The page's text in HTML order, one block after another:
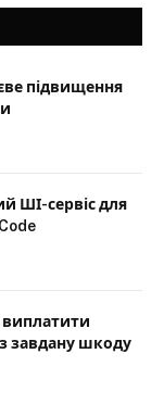
підвищення
ШІ-сервіс для
виплатити
завдану шкоду